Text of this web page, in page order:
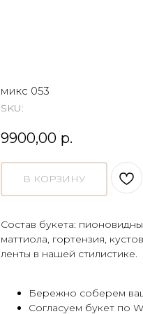
микс 053
SKU:
9900,00 р.
В КОРЗИНУ
Состав букета:
маттиола, гортензия,
ленты в нашей стилистике.
Бережно соберем
Согласуем букет по